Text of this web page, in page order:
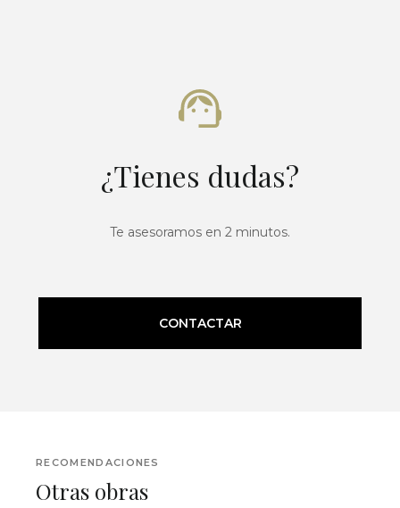
¿Tienes dudas?
Te asesoramos en 2 minutos.
CONTACTAR
RECOMENDACIONES
Otras obras